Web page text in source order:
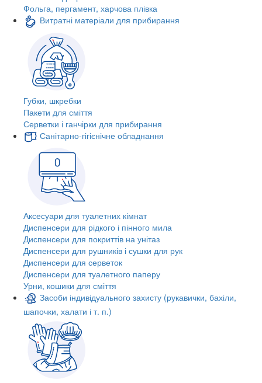
Фольга, пергамент, харчова плівка
Витратні матеріали для прибирання
Губки, шкребки
Пакети для сміття
Серветки і ганчірки для прибирання
Санітарно-гігієнічне обладнання
Аксесуари для туалетних кімнат
Диспенсери для рідкого і пінного мила
Диспенсери для покриттів на унітаз
Диспенсери для рушників і сушки для рук
Диспенсери для серветок
Диспенсери для туалетного паперу
Урни, кошики для сміття
Засоби індивідуального захисту (рукавички, бахіли,
шапочки, халати і т. п.)